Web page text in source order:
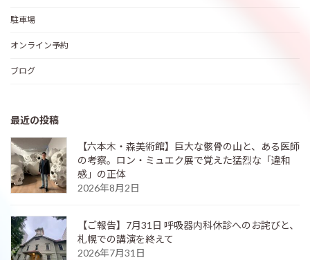
駐車場
オンライン予約
ブログ
最近の投稿
【六本木・森美術館】巨大な骸骨の山と、ある医師
の考察。ロン・ミュエク展で覚えた猛烈な「違和
感」の正体
2026年8月2日
【ご報告】7月31日 呼吸器内科休診へのお詫びと、
札幌での講演を終えて
2026年7月31日